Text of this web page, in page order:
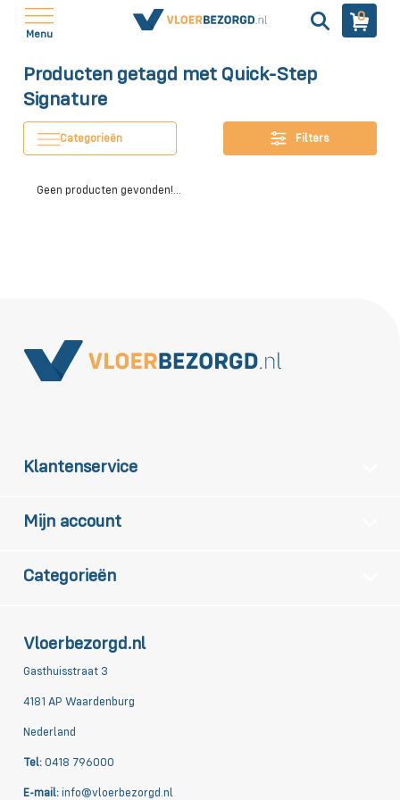
Menu
0
Producten getagd met Quick-Step
Signature
Categorieën Filters
Geen producten gevonden!...
Vloerbezorgd.nl
Gasthuisstraat 3
4181 AP Waardenburg
Nederland
Tel: 0418 796000
E-mail: info@vloerbezorgd.nl
Klantenservice
Mijn account
Categorieën